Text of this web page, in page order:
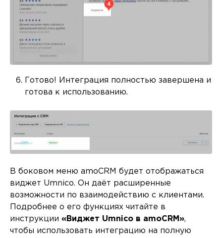
Готово! Интеграция полностью завершена и
готова к использованию.
В боковом меню amoCRM будет отображаться
виджет Umnico. Он даёт расширенные
возможности по взаимодействию с клиентами.
Подробнее о его функциях читайте в
инструкции «Виджет Umnico в amoCRM»,
чтобы использовать интеграцию на полную